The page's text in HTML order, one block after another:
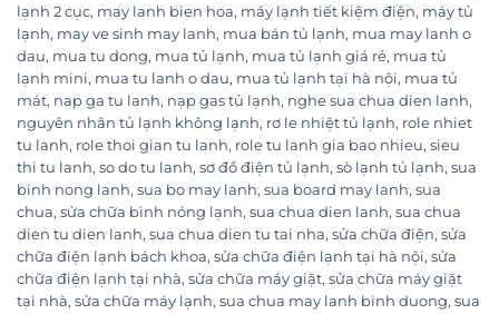
lạnh 2 cục, may lanh bien hoa, máy lạnh tiết kiệm điện, máy tủ
lạnh, may ve sinh may lanh, mua bán tủ lạnh, mua may lanh o
dau, mua tu dong, mua tủ lạnh, mua tủ lạnh giá rẻ, mua tủ
lạnh mini, mua tu lanh o dau, mua tủ lạnh tại hà nội, mua tủ
mát, nap ga tu lanh, nạp gas tủ lạnh, nghe sua chua dien lanh,
nguyên nhân tủ lạnh không lạnh, rơ le nhiệt tủ lạnh, role nhiet
tu lanh, role thoi gian tu lanh, role tu lanh gia bao nhieu, sieu
thi tu lanh, so do tu lanh, sơ đồ điện tủ lạnh, sò lạnh tủ lạnh, sua
binh nong lanh, sua bo may lanh, sua board may lanh, sua
chua, sửa chữa bình nóng lạnh, sua chua dien lanh, sua chua
dien tu dien lanh, sua chua dien tu tai nha, sửa chữa điện, sửa
chữa điện lạnh bách khoa, sửa chữa điện lạnh tại hà nội, sửa
chữa điện lạnh tại nhà, sửa chữa máy giặt, sửa chữa máy giặt
tại nhà, sửa chữa máy lạnh, sua chua may lanh binh duong, sua